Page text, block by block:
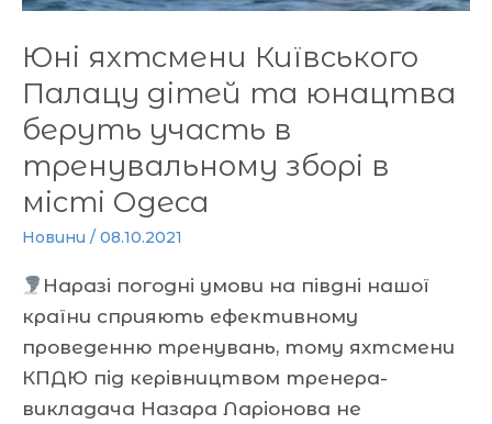
Юні яхтсмени Київського
Палацу дітей та юнацтва
беруть участь в
тренувальному зборі в
місті Одеса
Новини / 08.10.2021
Наразі погодні умови на півдні нашої
країни сприяють ефективному
проведенню тренувань, тому яхтсмени
КПДЮ під керівництвом тренера-
викладача Назара Ларіонова не
в
тренувальному
в
місті
Одеса